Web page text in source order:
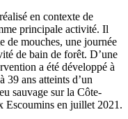
en contexte de
principale activité. Il
de mouches, une journée
de bain de forêt. D’une
a été développé à
39 ans atteints d’un
sauvage sur la Côte-
Escoumins en juillet 2021.